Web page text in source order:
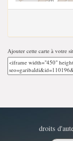
Ajouter cette carte à votre
droits